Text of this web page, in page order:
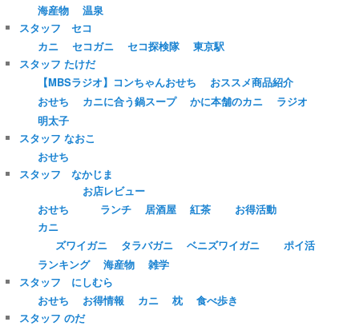
海産物
温泉
スタッフ セコ
カニ
セコガニ セコ探検隊
東京駅
スタッフ たけだ
【MBSラジオ】コンちゃんおせち
おススメ商品紹介
おせち
カニに合う鍋スープ かに本舗のカニ
ラジオ
明太子
スタッフ なおこ
おせち
スタッフ なかじま
おせち
お店レビュー
ランチ
居酒屋 紅茶
お得活動
カニ
ズワイガニ
タラバガニ ベニズワイガニ
ポイ活
ランキング
海産物
雑学
スタッフ にしむら
おせち
お得情報 カニ 枕
食べ歩き
スタッフ のだ